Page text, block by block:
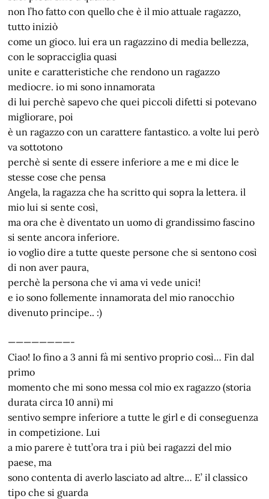
non l’ho fatto con quello che è il mio attuale ragazzo,
tutto iniziò
come un gioco. lui era un ragazzino di media bellezza,
con le sopracciglia quasi
unite e caratteristiche che rendono un ragazzo
mediocre. io mi sono innamorata
di lui perchè sapevo che quei piccoli difetti si potevano
migliorare, poi
è un ragazzo con un carattere fantastico. a volte lui però
va sottotono
perchè si sente di essere inferiore a me e mi dice le
stesse cose che pensa
Angela, la ragazza che ha scritto qui sopra la lettera. il
mio lui si sente così,
ma ora che è diventato un uomo di grandissimo fascino
si sente ancora inferiore.
io voglio dire a tutte queste persone che si sentono così
di non aver paura,
perchè la persona che vi ama vi vede unici!
e io sono follemente innamorata del mio ranocchio
divenuto principe.. :)
————————-
Ciao! Io fino a 3 anni fà mi sentivo proprio così… Fin dal
primo
momento che mi sono messa col mio ex ragazzo (storia
durata circa 10 anni) mi
sentivo sempre inferiore a tutte le girl e di conseguenza
in competizione. Lui
a mio parere è tutt’ora tra i più bei ragazzi del mio
paese, ma
sono contenta di averlo lasciato ad altre… E’ il classico
tipo che si guarda